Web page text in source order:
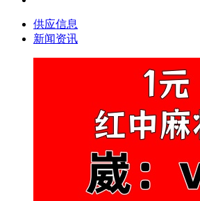
供应信息
新闻资讯